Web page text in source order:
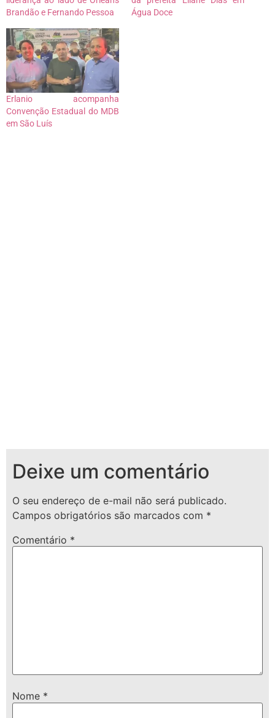
Brandão e Fernando Pessoa
Água Doce
Erlanio acompanha
Convenção Estadual do MDB
em São Luís
Deixe um comentário
O seu endereço de e-mail não será publicado.
Campos obrigatórios são marcados com *
Comentário *
Nome *